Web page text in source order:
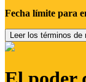
Fecha límite para
Leer los términos de